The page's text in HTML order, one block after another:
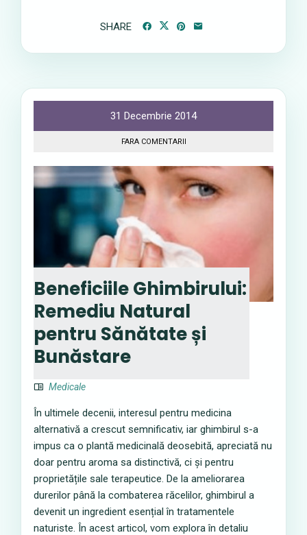
SHARE
31 Decembrie 2014
FARA COMENTARII
Beneficiile Ghimbirului:
Remediu Natural
pentru Sănătate și
Bunăstare
Medicale
În ultimele decenii, interesul pentru medicina
alternativă a crescut semnificativ, iar ghimbirul s-a
impus ca o plantă medicinală deosebită, apreciată nu
doar pentru aroma sa distinctivă, ci și pentru
proprietățile sale terapeutice. De la ameliorarea
durerilor până la combaterea răcelilor, ghimbirul a
devenit un ingredient esențial în tratamentele
naturiste. În acest articol, vom explora în detaliu